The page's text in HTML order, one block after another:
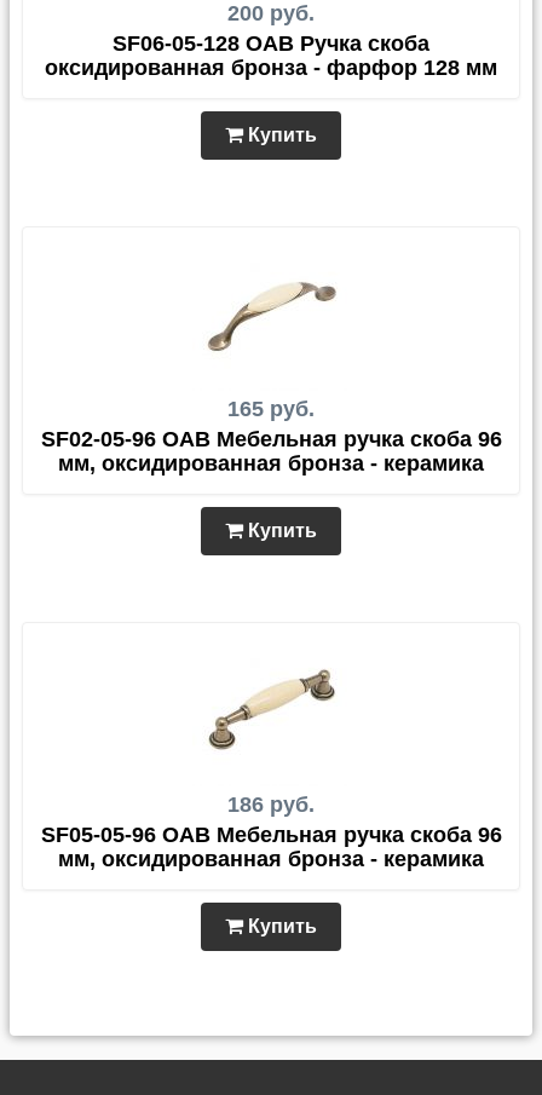
200 руб.
SF06-05-128 OAB Ручка скоба
оксидированная бронза - фарфор 128 мм
Купить
165 руб.
SF02-05-96 OAB Мебельная ручка скоба 96
мм, оксидированная бронза - керамика
Купить
186 руб.
SF05-05-96 OAB Мебельная ручка скоба 96
мм, оксидированная бронза - керамика
Купить